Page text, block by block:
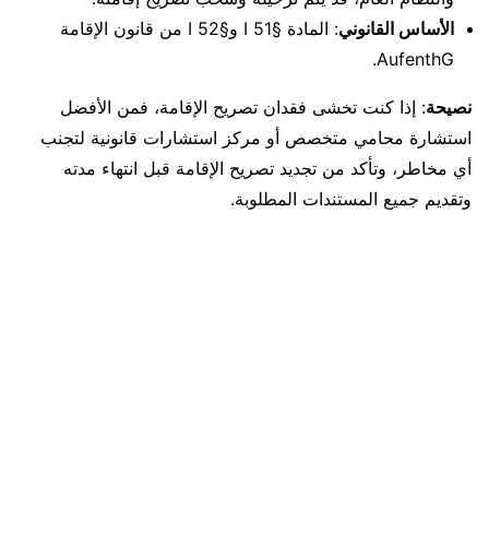
الأساس القانوني
: المادة §51 I و§52 I من قانون الإقامة
AufenthG.
نصيحة: إذا كنت تخشى فقدان تصريح الإقامة، فمن الأفضل
استشارة محامي متخصص أو مركز استشارات قانونية لتجنب
أي مخاطر، وتأكد من تجديد تصريح الإقامة قبل انتهاء مدته
وتقديم جميع المستندات المطلوبة.